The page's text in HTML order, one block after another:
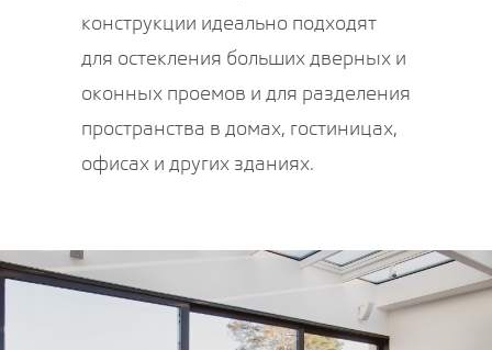
конструкции идеально подходят
для остекления больших дверных и
оконных проемов и для разделения
пространства в домах, гостиницах,
офисах и других зданиях.